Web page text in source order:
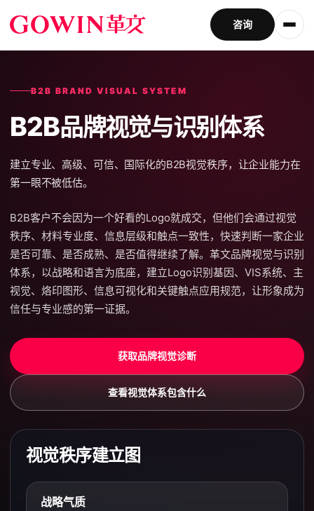
咨询
B2B BRAND VISUAL SYSTEM
B2B品牌视觉与识别体系
建立专业、高级、可信、国际化的B2B视觉秩序，让企业能力在
第一眼不被低估。
B2B客户不会因为一个好看的Logo就成交，但他们会通过视觉
秩序、材料专业度、信息层级和触点一致性，快速判断一家企业
是否可靠、是否成熟、是否值得继续了解。革文品牌视觉与识别
体系，以战略和语言为底座，建立Logo识别基因、VIS系统、主
视觉、烙印图形、信息可视化和关键触点应用规范，让形象成为
信任与专业感的第一证据。
获取品牌视觉诊断
查看视觉体系包含什么
视觉秩序建立图
战略气质